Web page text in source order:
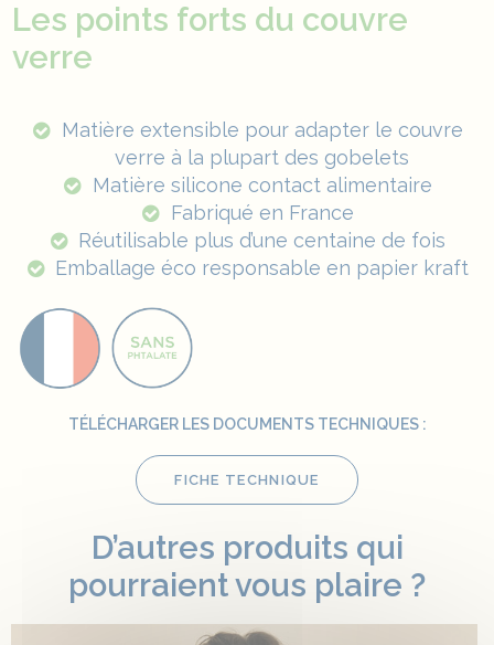
Les points forts du couvre
verre
Matière extensible pour adapter le couvre
verre à la plupart des gobelets
Matière silicone contact alimentaire
Fabriqué en France
Réutilisable plus d’une centaine de fois
Emballage éco responsable en papier kraft
TÉLÉCHARGER LES DOCUMENTS TECHNIQUES :
FICHE TECHNIQUE
D’autres produits qui
pourraient vous plaire ?